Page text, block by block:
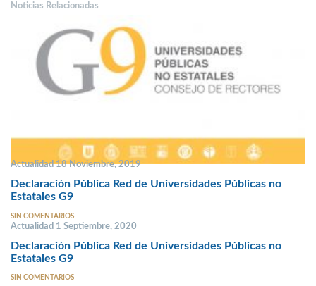
Noticias Relacionadas
Actualidad 18 Noviembre, 2019
Declaración Pública Red de Universidades Públicas no
Estatales G9
SIN COMENTARIOS
Actualidad 1 Septiembre, 2020
Declaración Pública Red de Universidades Públicas no
Estatales G9
SIN COMENTARIOS